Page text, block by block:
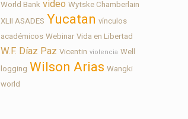
World Bank video Wytske Chamberlain
XLII ASADES Yucatan vínculos
académicos Webinar Vida en Libertad
W.F. Díaz Paz Vicentin violencia Well
logging Wilson Arias Wangki
world